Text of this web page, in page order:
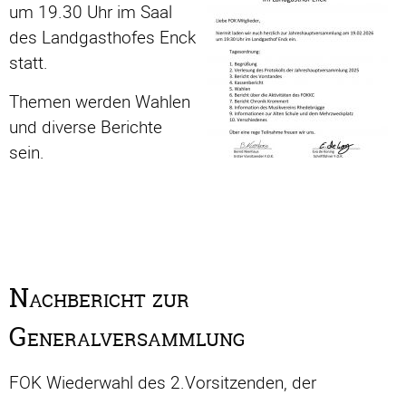
um 19.30 Uhr im Saal
des Landgasthofes Enck
statt.
Themen werden Wahlen
und diverse Berichte
sein.
Nachbericht zur
Generalversammlung
FOK Wiederwahl des 2.Vorsitzenden, der